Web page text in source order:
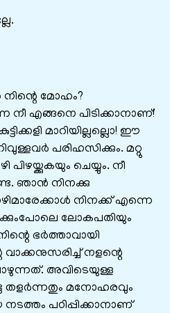
മോഹം?
എങ്ങനെ പിടിക്കാനാണ്‌!
മാറിയില്ലല്ലൊ! ഈ
പരിഹസിക്കും. മറ്റു
പിഴയ്ക്കുകയും ചെയ്യും. നീ
ഞാൻ നിനക്കു
നിനക്ക്‌ എന്നെ
ലോകപതിയും
ഭർത്താവായി
വാക്കനുസരിച്ച്‌ നളന്റെ
അവിടെയുള്ള
തളർന്നതും മനോഹരവും
പഠിപ്പിക്കാനാണ്‌